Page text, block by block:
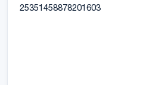
25351458878201603